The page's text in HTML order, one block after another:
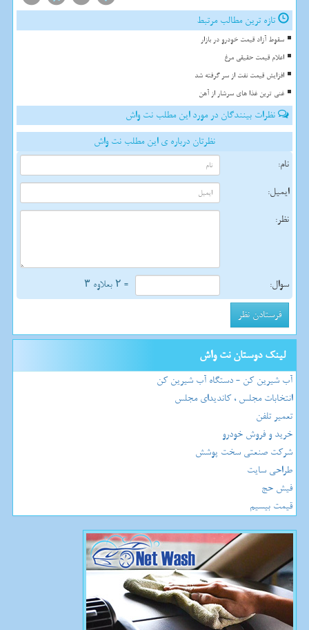
تازه ترین مطالب مرتبط
سقوط آزاد قیمت خودرو در بازار
اعلام قیمت حقیقی مرغ
افزایش قیمت نفت از سر گرفته شد
غنی ترین غذا های سرشار از آهن
نظرات بینندگان در مورد این مطلب نت واش
نظرتان درباره ی این مطلب نت واش
نام:
ایمیل:
نظر:
سوال: = ۲ بعلاوه ۳
لینک دوستان نت واش
آب شیرین کن - دستگاه آب شیرین کن
انتخابات مجلس ، کاندیدای مجلس
تعمیر تلفن
خرید و فروش خودرو
شرکت صنعتی سخت پوشش
طراحی سایت
فیش حج
قیمت بیسیم